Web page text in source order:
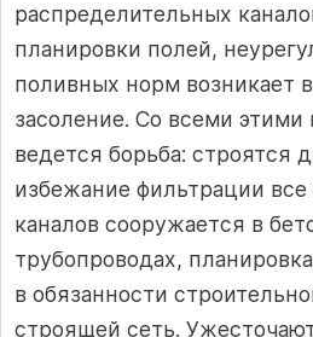
распределительных
планировки полей,
поливных норм возникает
засоление. Со всеми этими
ведется борьба: строятся
избежание фильтрации
каналов сооружается в
трубопроводах,
в обязанности
строящей сеть.